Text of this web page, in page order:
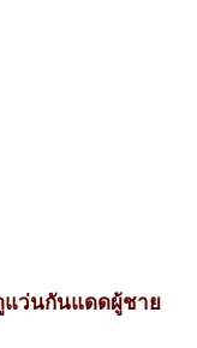
แว่นกันแดดผู้ชาย